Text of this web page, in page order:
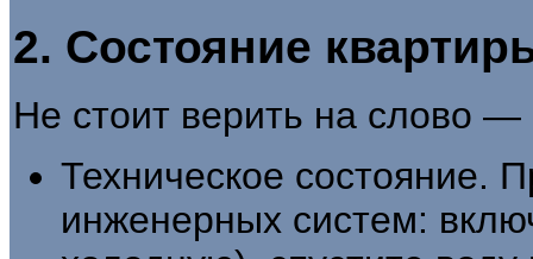
2. Состояние
Не стоит верить на слово
Техническое состояние.
инженерных систем: